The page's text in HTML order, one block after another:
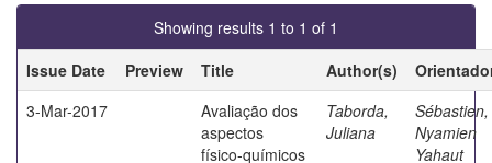
Showing results 1 to 1 of 1
Issue Date
Preview Title Author(s)
3-Mar-2017
Avaliação dos
aspectos
físico-químicos
Taborda,
Juliana
Sébastien,
Nyamien
Yahaut